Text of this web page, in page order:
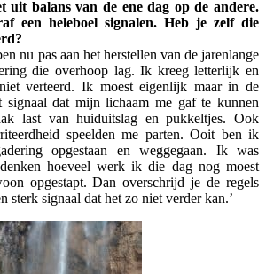
uit balans van de ene dag op de andere.
een heleboel signalen. Heb je zelf die
nu pas aan het herstellen van de jarenlange
die overhoop lag. Ik kreeg letterlijk en
verteerd. Ik moest eigenlijk maar in de
signaal dat mijn lichaam me gaf te kunnen
last van huiduitslag en pukkeltjes. Ook
speelden me parten. Ooit ben ik
opgestaan en weggegaan. Ik was
hoeveel werk ik die dag nog moest
opge­stapt. Dan overschrijd je de regels
sterk signaal dat het zo niet verder kan.’